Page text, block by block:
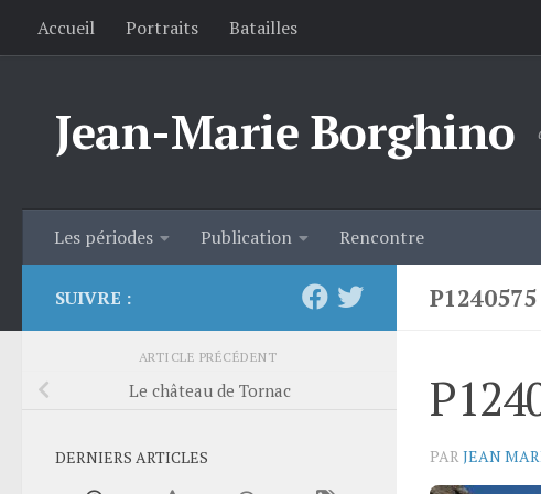
Skip to content
Accueil Portraits Batailles
Jean-Marie Borghino
Les périodes Publication Rencontre
P1240575
PAR JEAN
SUIVRE :
ARTICLE PRÉCÉDENT
Le château de Tornac
DERNIERS ARTICLES